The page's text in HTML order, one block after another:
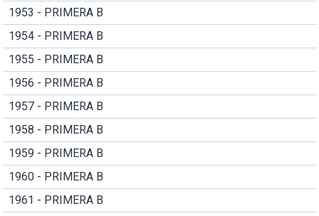
1953 - PRIMERA B
1954 - PRIMERA B
1955 - PRIMERA B
1956 - PRIMERA B
1957 - PRIMERA B
1958 - PRIMERA B
1959 - PRIMERA B
1960 - PRIMERA B
1961 - PRIMERA B